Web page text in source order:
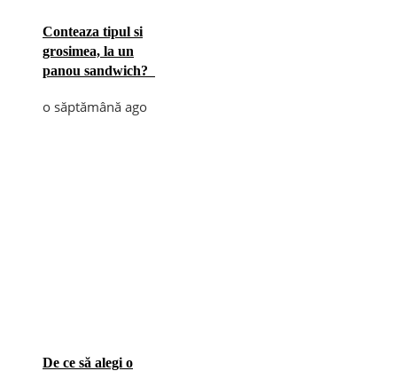
Conteaza tipul si
grosimea, la un
panou sandwich?
o săptămână ago
De ce să alegi o